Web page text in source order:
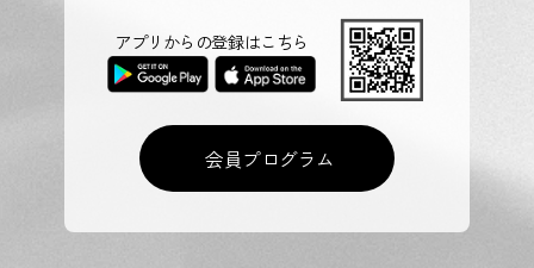
会員プログラム
アプリからの登録はこちら